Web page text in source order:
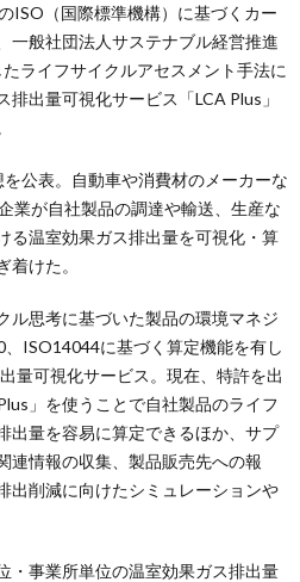
ISO（国際標準機構）に基づくカー
一般社団法人サステナブル経営推進
ライフサイクルアセスメント手法に
出量可視化サービス「LCA Plus」
公表。自動車や消費材のメーカーな
業が自社製品の調達や輸送、生産な
る温室効果ガス排出量を可視化・算
けた。
ル思考に基づいた製品の環境マネジ
ISO14044に基づく算定機能を有し
量可視化サービス。現在、特許を出
」を使うことで自社製品のライフ
出量を容易に算定できるほか、サプ
連情報の収集、製品販売先への報
出削減に向けたシミュレーションや
・事業所単位の温室効果ガス排出量